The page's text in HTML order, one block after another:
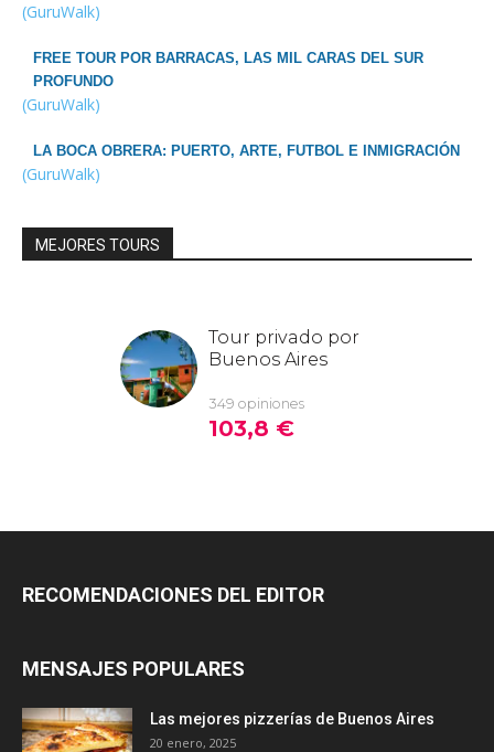
(GuruWalk)
FREE TOUR POR BARRACAS, LAS MIL CARAS DEL SUR
PROFUNDO
(GuruWalk)
LA BOCA OBRERA: PUERTO, ARTE, FUTBOL E INMIGRACIÓN
(GuruWalk)
MEJORES TOURS
RECOMENDACIONES DEL EDITOR
MENSAJES POPULARES
Las mejores pizzerías de Buenos Aires
20 enero, 2025